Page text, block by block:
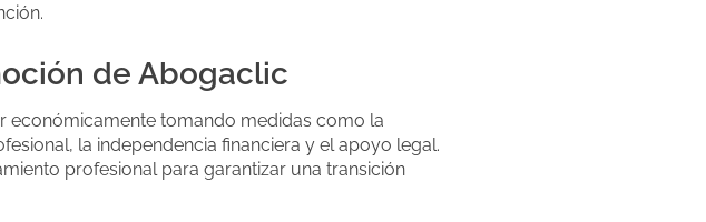
de Abogaclic
económicamente tomando medidas como la
la independencia financiera y el apoyo legal.
profesional para garantizar una transición